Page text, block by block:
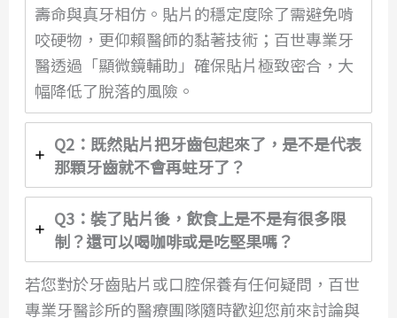
壽命與真牙相仿。貼片的穩定度除了需避免啃
咬硬物，更仰賴醫師的黏著技術；百世專業牙
醫透過「顯微鏡輔助」確保貼片極致密合，大
幅降低了脫落的風險。
Q2：既然貼片把牙齒包起來了，是不是代表
那顆牙齒就不會再蛀牙了？
Q3：裝了貼片後，飲食上是不是有很多限
制？還可以喝咖啡或是吃堅果嗎？
若您對於牙齒貼片或口腔保養有任何疑問，百世
專業牙醫診所的醫療團隊隨時歡迎您前來討論與